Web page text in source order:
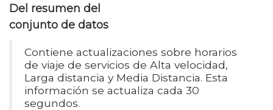
Del resumen del
conjunto de datos
Contiene actualizaciones sobre horarios
de viaje de servicios de Alta velocidad,
Larga distancia y Media Distancia. Esta
información se actualiza cada 30
segundos.